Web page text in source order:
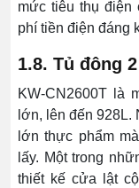
mức tiêu thụ điện
phí tiền điện đáng
1.8. Tủ đông
KW-CN2600T là
lớn, lên đến
lớn thực phẩm
lấy. Một trong
thiết kế cửa lật